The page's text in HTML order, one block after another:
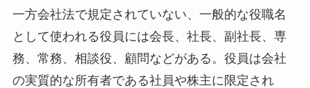
一方会社法で規定されていない、一般的な役職名
として使われる役員には会長、社長、副社長、専
務、常務、相談役、顧問などがある。役員は会社
の実質的な所有者である社員や株主に限定され